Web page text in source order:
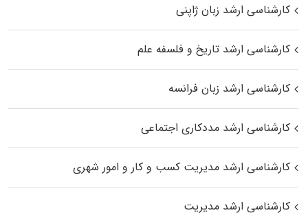
کارشناسی ارشد زبان ژاپنی
کارشناسی ارشد تاریخ و فلسفه علم
کارشناسی ارشد زبان فرانسه
کارشناسی ارشد مددکاری اجتماعی
کارشناسی ارشد مدیریت کسب و کار و امور شهری
کارشناسی ارشد مدیریت